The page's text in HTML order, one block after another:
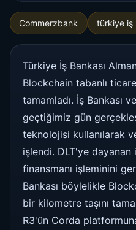
Commerzbank türkiye iş
Türkiye İş Bankası
Blockchain tabanlı
tamamladı. İş Bankası
geçtiğimiz gün
teknolojisi kullanılarak
işlendi. DLT'ye dayanan
finansmanı işleminini
Bankası böylelikle
bir kilometre taşını
R3'ün Corda